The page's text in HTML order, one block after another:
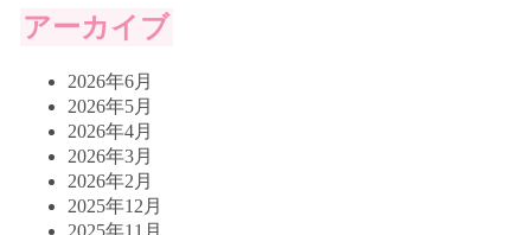
アーカイブ
2026年6月
2026年5月
2026年4月
2026年3月
2026年2月
2025年12月
2025年11月